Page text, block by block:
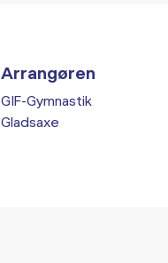
Arrangøren
GIF-Gymnastik
Gladsaxe